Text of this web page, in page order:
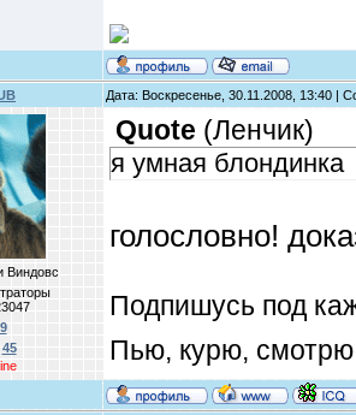
Дата: Воскресенье, 30.11.2008, 13:40 |
Виндовс
9
45
Quote (Ленчик)
я умная блондинка
голословно!
Подпишусь под
Пью, курю, смотрю